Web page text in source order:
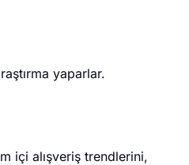
yaparlar.
içi alışveriş trendlerini,